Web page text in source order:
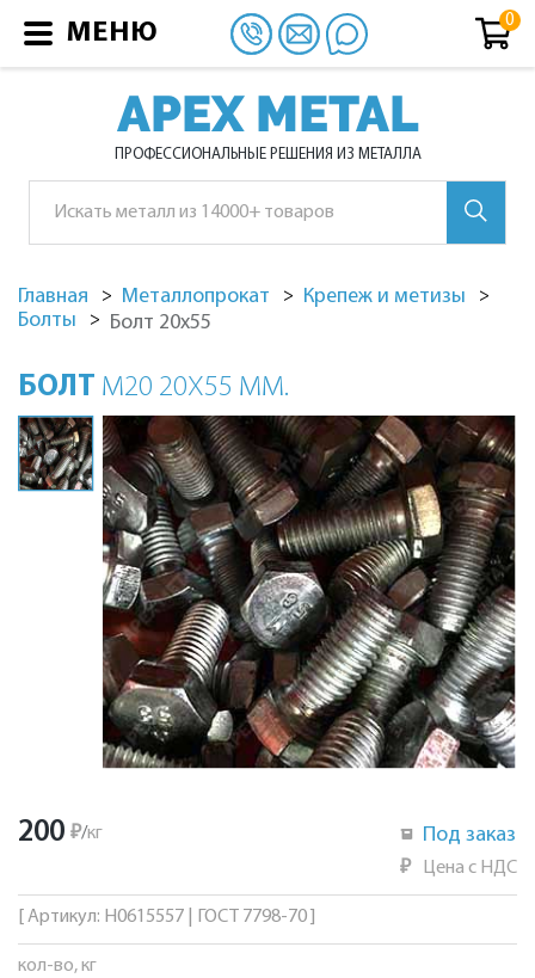
APEX METAL
ПРОФЕССИОНАЛЬНЫЕ РЕШЕНИЯ ИЗ МЕТАЛЛА
Главная Металлопрокат
Крепеж и метизы
Болты
Болт 20х55
БОЛТ М20 20Х55 ММ.
200 ₽/кг Под заказ
₽ Цена с НДС
[ Артикул: Н0615557 | ГОСТ 7798-70 ]
кол-во, кг
МЕНЮ